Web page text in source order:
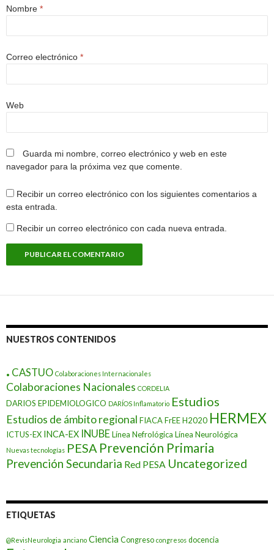
Nombre *
Correo electrónico *
Web
Guarda mi nombre, correo electrónico y web en este
navegador para la próxima vez que comente.
Recibir un correo electrónico con los siguientes comentarios a
esta entrada.
Recibir un correo electrónico con cada nueva entrada.
NUESTROS CONTENIDOS
. CASTUO Colaboraciones Internacionales
Colaboraciones Nacionales CORDELIA
DARIOS EPIDEMIOLOGICO DARÍOS Inflamatorio Estudios
Estudios de ámbito regional FIACAFrEEH2020 HERMEX
ICTUS-EX INCA-EX INUBELínea Nefrológica Línea Neurológica
Nuevas tecnologías PESA Prevención Primaria
Prevención Secundaria Red PESA Uncategorized
ETIQUETAS
@RevisNeurologia anciano Ciencia Congreso congresos docencia